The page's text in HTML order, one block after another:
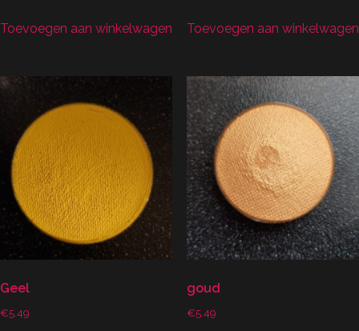
Toevoegen aan winkelwagen Toevoegen aan winkelwagen
Geel
€5.49
goud
€5.49